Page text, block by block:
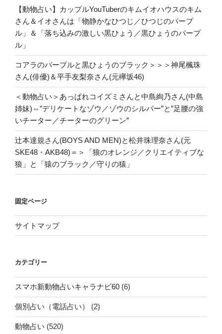
【動物占い】カップルYouTuberのキムイオハウスのキム
さん＆イオさんは「物静かなひつじ／ひつじのパープ
ル」＆「落ち込みの激しい黒ひょう／黒ひょうのパープ
ル」
コアラのパープルと黒ひょうのブラック＞＞＞神尾楓珠
さん(俳優)＆平手友梨奈さん(元欅坂46)
＜動物占い＞あっぱれコイズミさんと中島絢乃さん(中島
姉妹)⇔”デリケートなゾウ／ゾウのシルバー”と”足腰の強
いチーター／チーターのグリーン”
辻本達規さん(BOYS AND MEN)と松井珠理奈さん(元
SKE48・AKB48)＝＞「狼のオレンジ／クリエイティブな
狼」と「猿のブラック／守りの猿」
固定ページ
サイトマップ
カテゴリー
スマホ新動物占いキャラナビ60 (6)
個別占い（電話占い） (2)
動物占い (520)